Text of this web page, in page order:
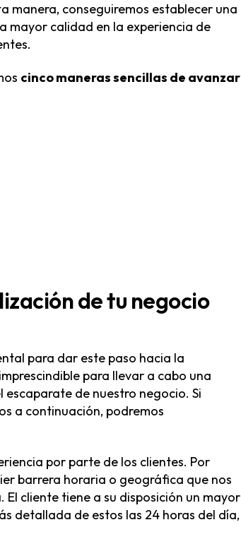
manera, conseguiremos establecer una
mayor calidad en la experiencia de
cinco maneras sencillas de avanzar
de tu negocio
para dar este paso hacia la
para llevar a cabo una
de nuestro negocio. Si
a continuación, podremos
por parte de los clientes. Por
barrera horaria o geográfica que nos
cliente tiene a su disposición un mayor
detallada de estos las 24 horas del día,